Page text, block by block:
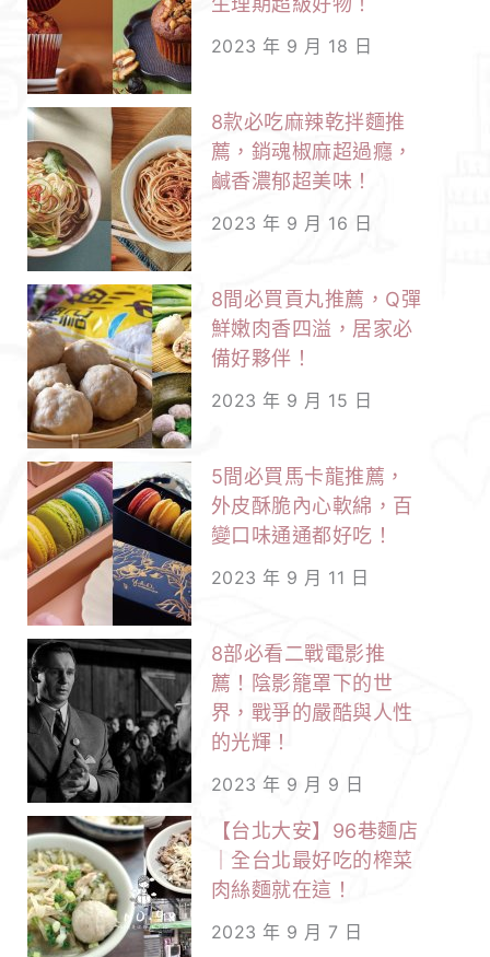
2023 年 9 月 18 日
8款必吃麻辣乾拌麵推
薦，銷魂椒麻超過癮，
鹹香濃郁超美味！
2023 年 9 月 16 日
8間必買貢丸推薦，Q彈
鮮嫩肉香四溢，居家必
備好夥伴！
2023 年 9 月 15 日
5間必買馬卡龍推薦，
外皮酥脆內心軟綿，百
變口味通通都好吃！
2023 年 9 月 11 日
8部必看二戰電影推
薦！陰影籠罩下的世
界，戰爭的嚴酷與人性
的光輝！
2023 年 9 月 9 日
【台北大安】96巷麵店
｜全台北最好吃的榨菜
肉絲麵就在這！
2023 年 9 月 7 日